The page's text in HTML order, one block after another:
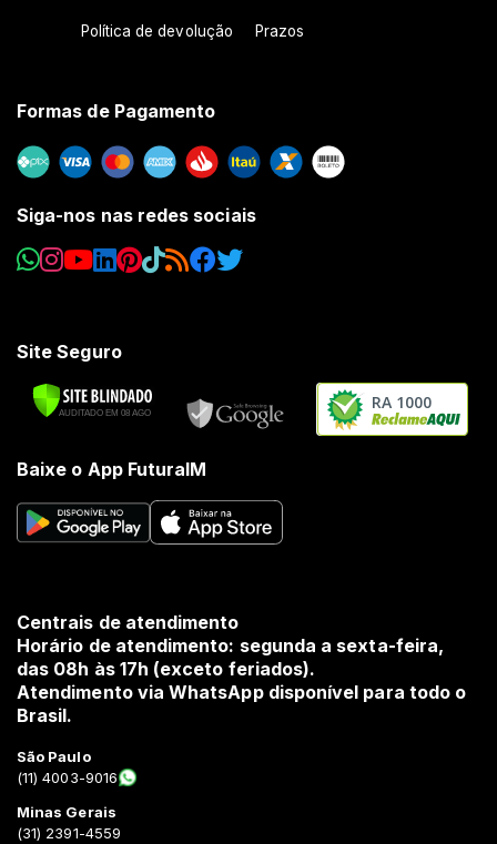
Política de devolução Prazos
Formas de Pagamento
Siga-nos nas redes sociais
Site Seguro
RA 1000
Baixe o App FuturaIM
Centrais de atendimento
Horário de atendimento: segunda a sexta-feira,
das 08h às 17h (exceto feriados).
Atendimento via WhatsApp disponível para todo o
Brasil.
São Paulo
(11) 4003-9016
Minas Gerais
(31) 2391-4559